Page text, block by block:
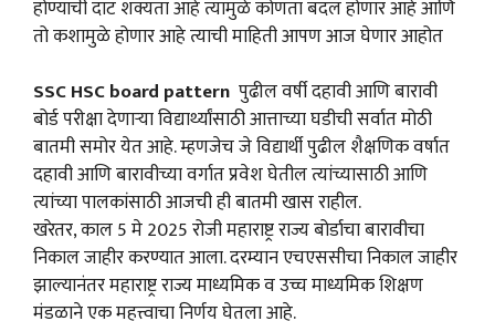
होण्याची दाट शक्यता आहे त्यामुळे कोणता बदल होणार आहे आणि
तो कशामुळे होणार आहे त्याची माहिती आपण आज घेणार आहोत
SSC HSC board pattern पुढील वर्षी दहावी आणि बारावी
बोर्ड परीक्षा देणाऱ्या विद्यार्थ्यांसाठी आत्ताच्या घडीची सर्वात मोठी
बातमी समोर येत आहे. म्हणजेच जे विद्यार्थी पुढील शैक्षणिक वर्षात
दहावी आणि बारावीच्या वर्गात प्रवेश घेतील त्यांच्यासाठी आणि
त्यांच्या पालकांसाठी आजची ही बातमी खास राहील.
खरेतर, काल 5 मे 2025 रोजी महाराष्ट्र राज्य बोर्डाचा बारावीचा
निकाल जाहीर करण्यात आला. दरम्यान एचएससीचा निकाल जाहीर
झाल्यानंतर महाराष्ट्र राज्य माध्यमिक व उच्च माध्यमिक शिक्षण
मंडळाने एक महत्त्वाचा निर्णय घेतला आहे.